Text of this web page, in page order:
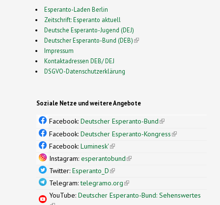
Esperanto-Laden Berlin
Zeitschrift: Esperanto aktuell
Deutsche Esperanto-Jugend (DEJ)
Deutscher Esperanto-Bund (DEB)(link is external)
Impressum
Kontaktadressen DEB/ DEJ
DSGVO-Datenschutzerklärung
Soziale Netze und weitere Angebote
Facebook: Deutscher Esperanto-Bund(link is
external)
Facebook: Deutscher Esperanto-Kongress(link is
Facebook: Luminesk'(link is external)
Instagram: esperantobund(link is external)
Twitter: Esperanto_D(link is external)
Telegram:telegramo.org(link is external)
YouTube: Deutscher Esperanto-Bund: Sehenswertes